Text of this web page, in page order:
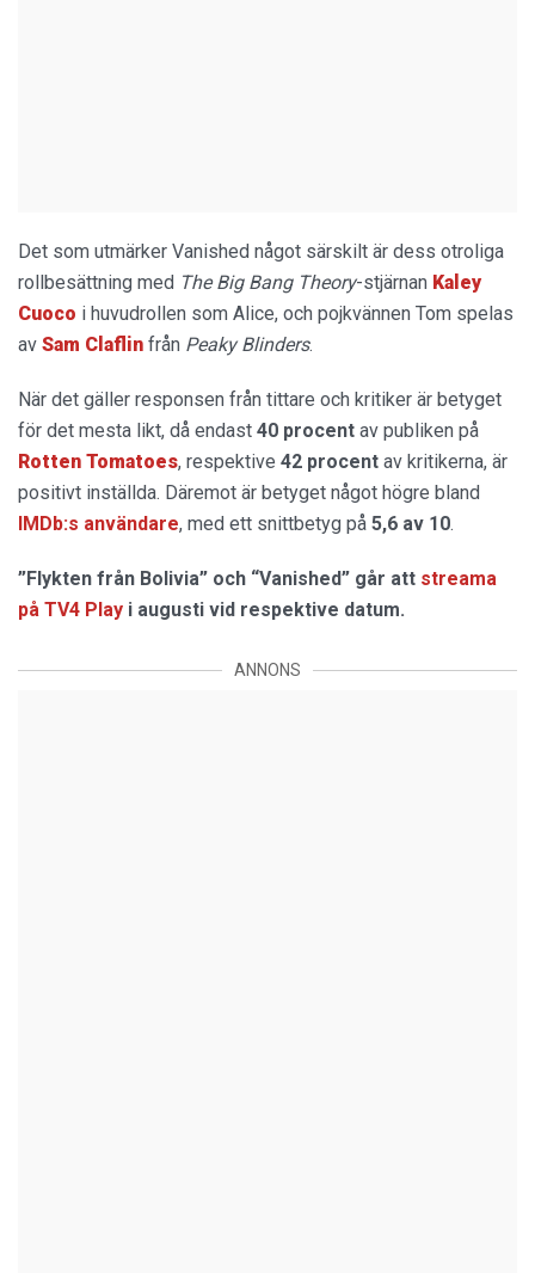
Det som utmärker Vanished något särskilt är dess otroliga
rollbesättning med The Big Bang Theory-stjärnan Kaley
Cuoco i huvudrollen som Alice, och pojkvännen Tom spelas
av Sam Claflin från Peaky Blinders.
När det gäller responsen från tittare och kritiker är betyget
för det mesta likt, då endast 40 procent av publiken på
Rotten Tomatoes, respektive 42 procent av kritikerna, är
positivt inställda. Däremot är betyget något högre bland
IMDb:s användare, med ett snittbetyg på 5,6 av 10.
”Flykten från Bolivia” och “Vanished” går att streama
på TV4 Play i augusti vid respektive datum.
ANNONS